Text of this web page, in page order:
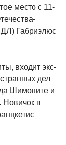
место с 11-
Габриэлюс
входит экс-
дел
Шимоните и
Новичок в